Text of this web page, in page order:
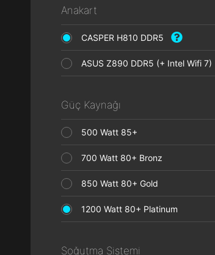
Anakart
CASPER H810 DDR5
ASUS Z890 DDR5 (+ Intel Wifi 7)
Güç Kaynağı
500 Watt 85+
700 Watt 80+ Bronz
850 Watt 80+ Gold
1200 Watt 80+ Platinum
Soğutma Sistemi